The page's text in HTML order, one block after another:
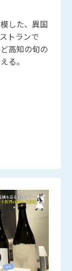
した、異国
トランで
高知の旬の
る。